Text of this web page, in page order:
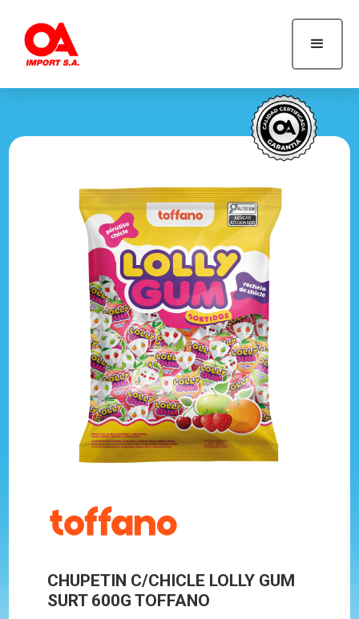
CHUPETIN C/CHICLE LOLLY GUM
SURT 600G TOFFANO